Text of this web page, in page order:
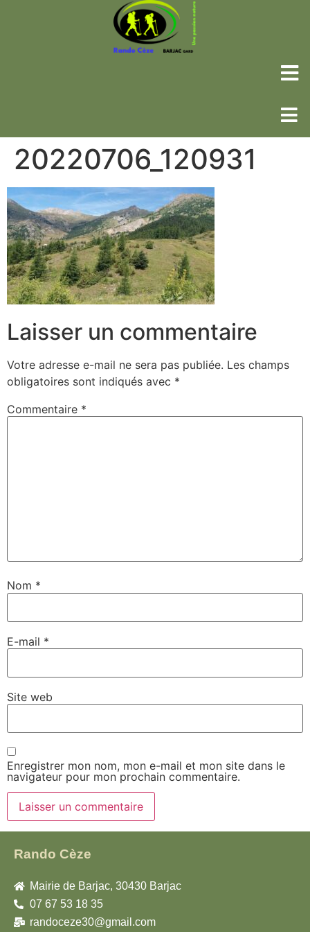
20220706_120931
Laisser un commentaire
Votre adresse e-mail ne sera pas publiée. Les champs
obligatoires sont indiqués avec *
Commentaire *
Nom *
E-mail *
Site web
Enregistrer mon nom, mon e-mail et mon site dans le
navigateur pour mon prochain commentaire.
Rando Cèze
Mairie de Barjac, 30430 Barjac
07 67 53 18 35
randoceze30@gmail.com